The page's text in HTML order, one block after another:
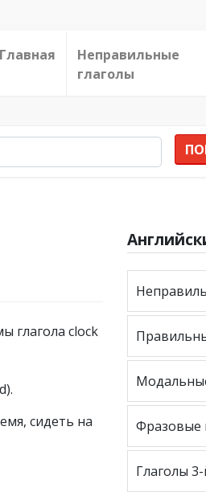
Главная
Неправильные
глаголы
сидеть на
Фразовые
Глаголы 3-